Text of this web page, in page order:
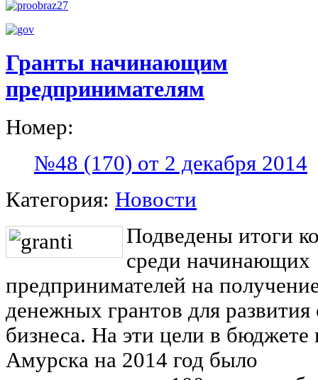
Гранты начинающим
предпринимателям
Номер:
№48 (170) от 2 декабря 2014
Категория: Новости
Подведены итоги
среди начинающих
предпринимателей на
денежных грантов для развития
бизнеса. На эти цели в бюджете
Амурска на 2014 год было